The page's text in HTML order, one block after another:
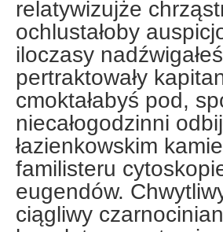
relatywizujże
ochlustałoby
iloczasy nadźwigałeś
pertraktowały
cmoktałabyś pod,
niecałogodzinni
łazienkowskim
familisteru
eugendów.
ciągliwy